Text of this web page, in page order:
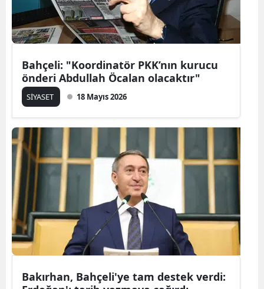
Bahçeli: "Koordinatör PKK’nın kurucu
önderi Abdullah Öcalan olacaktır"
SİYASET 18 Mayıs 2026
Bakırhan, Bahçeli'ye tam destek verdi: